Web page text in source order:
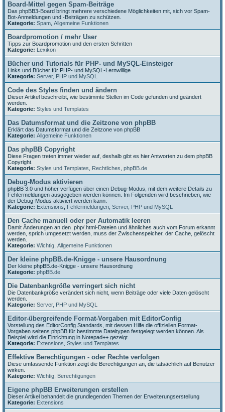
Board-Mittel gegen Spam-Beiträge
Das phpBB3-Board bringt mehrere verschiedene Möglichkeiten mit, sich vor Spam-
Bot-Anmeldungen und -Beiträgen zu schützen.
Kategorie: Spam Allgemeine Funktionen
Boardpromotion / mehr User
Tipps zur Boardpromotion und den ersten Schritten
Kategorie: Lexikon
Bücher und Tutorials für PHP- und MySQL-Einsteiger
Links und Bücher für PHP- und MySQL-Lernwillige
Kategorie: Server, PHP und MySQL
Code des Styles finden und ändern
Dieser Artikel beschreibt, wie bestimmte Stellen im Code gefunden und geändert
werden.
Kategorie: Styles und Templates
Das Datumsformat und die Zeitzone von phpBB
Erklärt das Datumsformat und die Zeitzone von phpBB
Kategorie: Allgemeine Funktionen
Das phpBB Copyright
Diese Fragen treten immer wieder auf, deshalb gibt es hier Antworten zu dem phpBB
Copyright.
Kategorie: Styles und Templates Rechtliches phpBB.de
Debug-Modus aktivieren
phpBB 3.0 und höher verfügen über einen Debug-Modus, mit dem weitere Details zu
Fehlermeldungen ausgegeben werden können. Im Folgenden wird beschrieben, wie
der Debug-Modus aktiviert werden kann.
Kategorie: Extensions Fehlermeldungen Server, PHP und MySQL
Den Cache manuell oder per Automatik leeren
Damit Änderungen an den .php/.html-Dateien und ähnliches auch vom Forum erkannt
werden, sprich umgesetzt werden, muss der Zwischenspeicher, der Cache, gelöscht
werden.
Kategorie: Wichtig Allgemeine Funktionen
Der kleine phpBB.de-Knigge - unsere Hausordnung
Der kleine phpBB.de-Knigge - unsere Hausordnung
Kategorie: phpBB.de
Die Datenbankgröße verringert sich nicht
Die Datenbankgröße verändert sich nicht, wenn Beiträge oder viele Daten gelöscht
werden.
Kategorie: Server, PHP und MySQL
Editor-übergreifende Format-Vorgaben mit EditorConfig
Vorstellung des EditorConfig Standards, mit dessen Hilfe die offiziellen Format-
Vorgaben seitens phpBB für bestimmte Dateitypen festgelegt werden können. Als
Beispiel wird die Einrichtung in Notepad++ gezeigt.
Kategorie: Extensions Styles und Templates
Effektive Berechtigungen - oder Rechte verfolgen
Diese umfassende Funktion zeigt die Berechtigungen an, die tatsächlich auf Benutzer
wirken.
Kategorie: Wichtig Berechtigungen
Eigene phpBB Erweiterungen erstellen
Dieser Artikel behandelt die grundlegenden Themen der Erweiterungserstellung
Kategorie: Extensions